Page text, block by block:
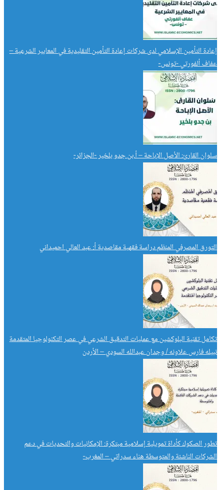
إعادة التأمين الإسلامي لدى شركات إعادة التأمين التقليدية في المعايير الشرعية –
عفاف ألفورتي -تونس-
سلوان القارئ: الأصل الإباحة – أ.بن جدو بلخير -الجزائر-
التورق المصرفي المنظم دراسة فقهية مقاصدية أ: عبد العالي احميداني
تكامل تقنية البلوكشين مع عمليات التدقيق الشرعي في عصر التكنولوجيا المتقدمة
نبيله فارس علاونه / وجدان عبدالله السودي – الأردن
تطور الصكوك كأداة تمويلية إسلامية مبتكرة: الإمكانيات والتحديات في دعم
الشركات الناشئة والمتوسطة هناء سدراتي – المغرب-